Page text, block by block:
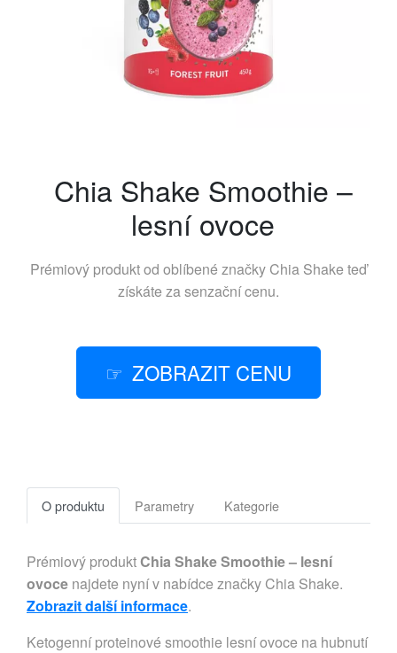
Chia Shake Smoothie –
lesní ovoce
Prémiový produkt od oblíbené značky Chia Shake teď
získáte za senzační cenu.
ZOBRAZIT CENU
O produktu Parametry Kategorie
Prémiový produktChia Shake Smoothie – lesní
ovoce najdete nyní v nabídce značky Chia Shake.
Zobrazit další informace.
Ketogenní proteinové smoothie lesní ovoce na hubnutí